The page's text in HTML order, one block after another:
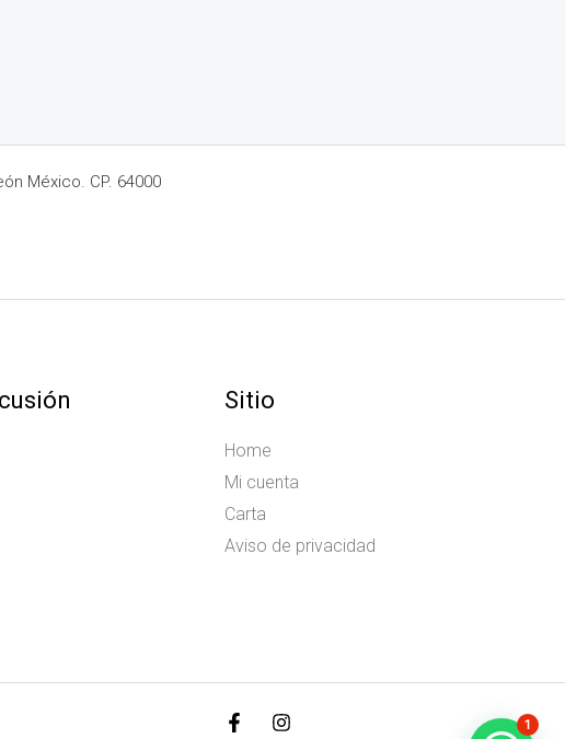
México. CP. 64000
Sitio
Home
Mi cuenta
Carta
Aviso de privacidad
1